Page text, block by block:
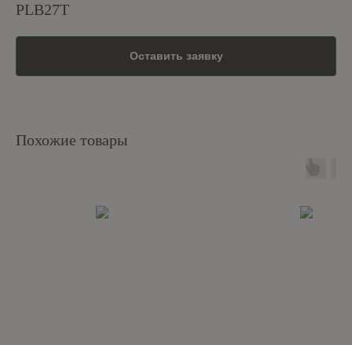
PLB27T
Оставить заявку
Похожие товары